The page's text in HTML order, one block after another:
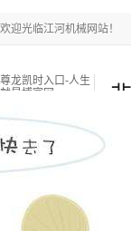
欢迎光临江河机械网站！
尊龙凯时入口-人生
就是博官网
尊龙凯时入口-人